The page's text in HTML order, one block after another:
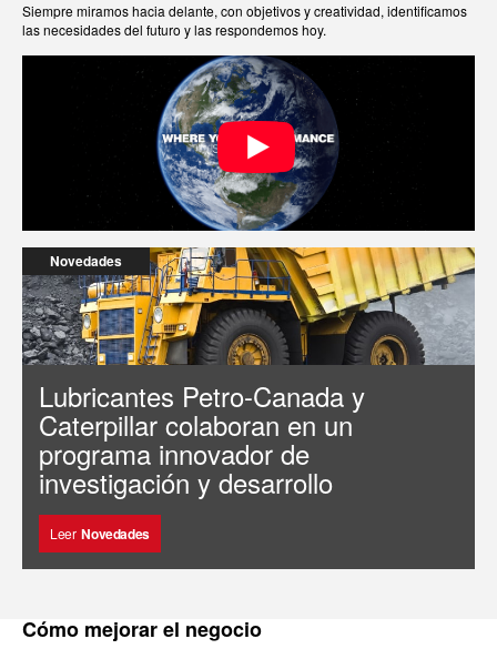
Siempre miramos hacia delante, con objetivos y creatividad, identificamos
las necesidades del futuro y las respondemos hoy.
Novedades
Lubricantes Petro-Canada y
Caterpillar colaboran en un
programa innovador de
investigación y desarrollo
Leer Novedades
Cómo mejorar el negocio